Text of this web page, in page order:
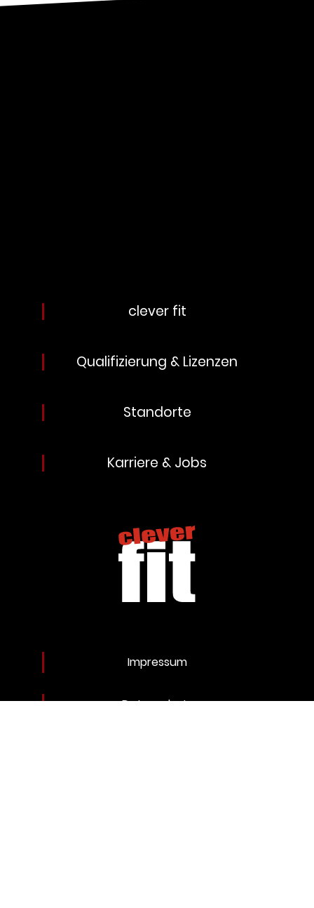
clever fit
Qualifizierung & Lizenzen
Standorte
Karriere & Jobs
Impressum
Datenschutz